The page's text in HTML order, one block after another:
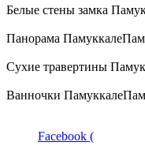
Белые стены замка
Панорама Памуккале
Сухие травертины
Ванночки Памуккале
Facebook (